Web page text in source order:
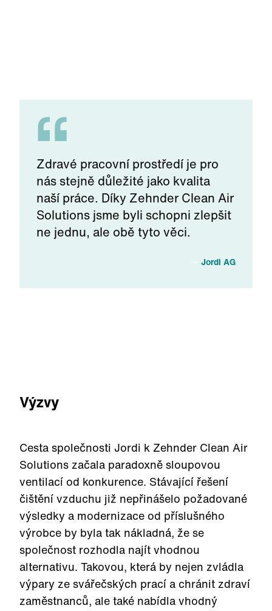
Zdravé pracovní prostředí je pro
nás stejně důležité jako kvalita
naší práce. Díky Zehnder Clean Air
Solutions jsme byli schopni zlepšit
ne jednu, ale obě tyto věci.
Jordi AG
Výzvy
Cesta společnosti Jordi k Zehnder Clean Air
Solutions začala paradoxně sloupovou
ventilací od konkurence. Stávající řešení
čištění vzduchu již nepřinášelo požadované
výsledky a modernizace od příslušného
výrobce by byla tak nákladná, že se
společnost rozhodla najít vhodnou
alternativu. Takovou, která by nejen zvládla
výpary ze svářečských prací a chránit zdraví
zaměstnanců, ale také nabídla vhodný